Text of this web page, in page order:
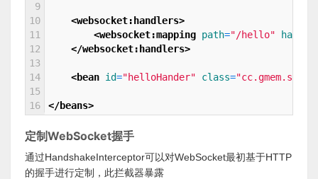
9
10
11
12
13
14
15
16
<websocket:handlers>
<websocket:mapping path="/hello"
</websocket:handlers>
<bean id="helloHander" class=
</beans>
定制WebSocket握手
通过HandshakeInterceptor可以对WebSocket最初基于HTTP
的握手进行定制，此拦截器暴露